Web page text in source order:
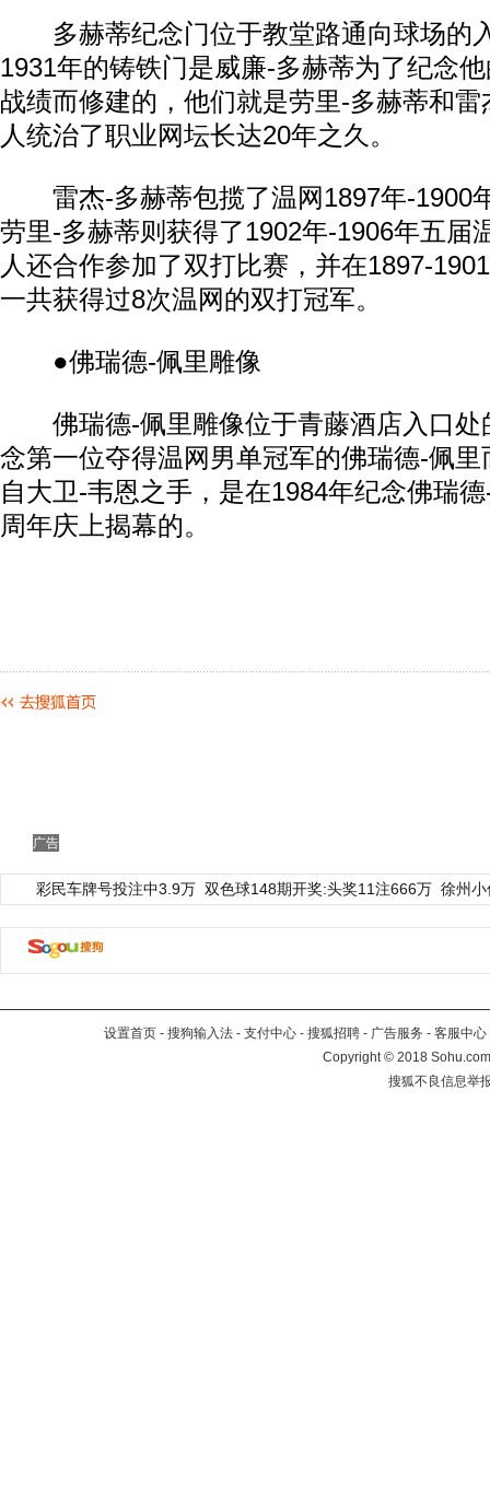
多赫蒂纪念门位于教堂路通向球场的
1931年的铸铁门是威廉-多赫蒂为了纪念
战绩而修建的，他们就是劳里-多赫蒂和
人统治了职业网坛长达20年之久。
雷杰-多赫蒂包揽了温网1897年-1900
劳里-多赫蒂则获得了1902年-1906年五届
人还合作参加了双打比赛，并在1897-
一共获得过8次温网的双打冠军。
●佛瑞德-佩里雕像
佛瑞德-佩里雕像位于青藤酒店入口处
念第一位夺得温网男单冠军的佛瑞德-佩
自大卫-韦恩之手，是在1984年纪念佛瑞
周年庆上揭幕的。
广告
彩民车牌号投注中3.9万 双色球148期开奖:头奖11注666万 徐州
设置首页 - 搜狗输入法 - 支付中心 - 搜狐招聘 - 广告服务 - 客服中心
Copyright©2018
搜狐不良信息举